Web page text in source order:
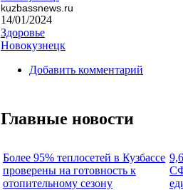
kuzbassnews.ru
14/01/2024
Здоровье
Новокузнецк
Добавить комментарий
Главные новости
Более 95% теплосетей в Кузбассе
проверены на готовность к
отопительному сезону